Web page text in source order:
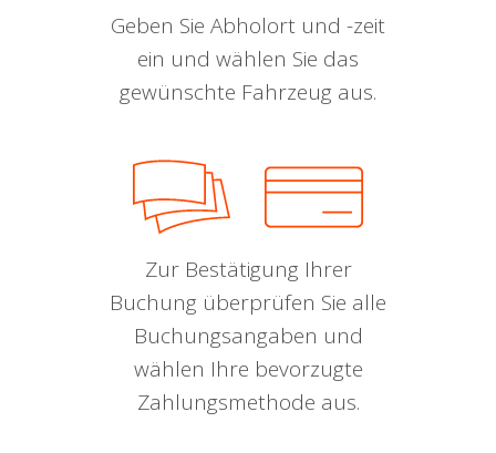
Geben Sie Abholort und -zeit
ein und wählen Sie das
gewünschte Fahrzeug aus.
Zur Bestätigung Ihrer
Buchung überprüfen Sie alle
Buchungsangaben und
wählen Ihre bevorzugte
Zahlungsmethode aus.